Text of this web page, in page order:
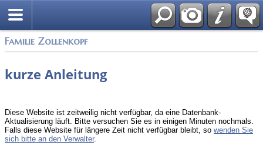
Familie Zollenkopf
kurze Anleitung
Diese Website ist zeitweilig nicht verfügbar, da eine Datenbank-
Aktualisierung läuft. Bitte versuchen Sie es in einigen Minuten nochmals.
Falls diese Website für längere Zeit nicht verfügbar bleibt, so wenden Sie
sich bitte an den Verwalter.